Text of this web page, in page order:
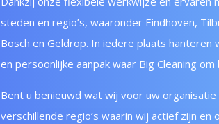
steden en regio’s, waaronder Eindhoven,
Bosch en Geldrop. In iedere plaats
en persoonlijke aanpak waar Big Cleaning
Bent u benieuwd wat wij voor uw
verschillende regio’s waarin wij actief zijn